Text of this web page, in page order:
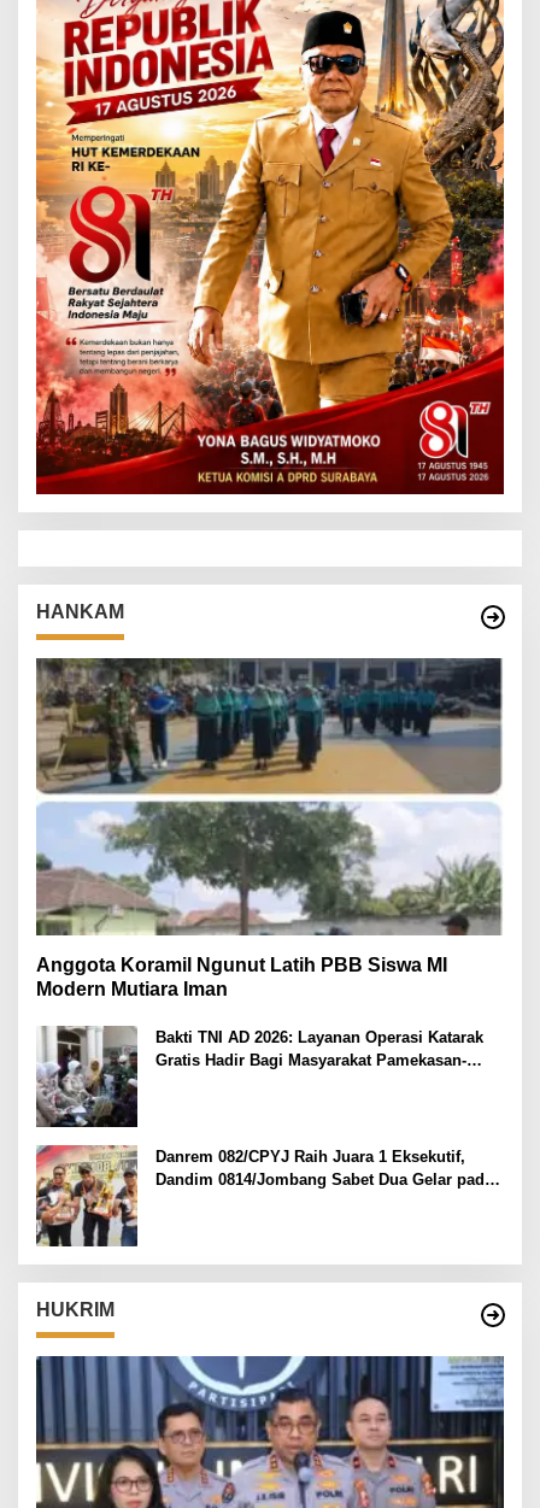
HANKAM
Anggota Koramil Ngunut Latih PBB Siswa MI
Modern Mutiara Iman
Bakti TNI AD 2026: Layanan Operasi Katarak
Gratis Hadir Bagi Masyarakat Pamekasan-
Danrem 082/CPYJ Raih Juara 1 Eksekutif,
Dandim 0814/Jombang Sabet Dua Gelar pada
HUKRIM